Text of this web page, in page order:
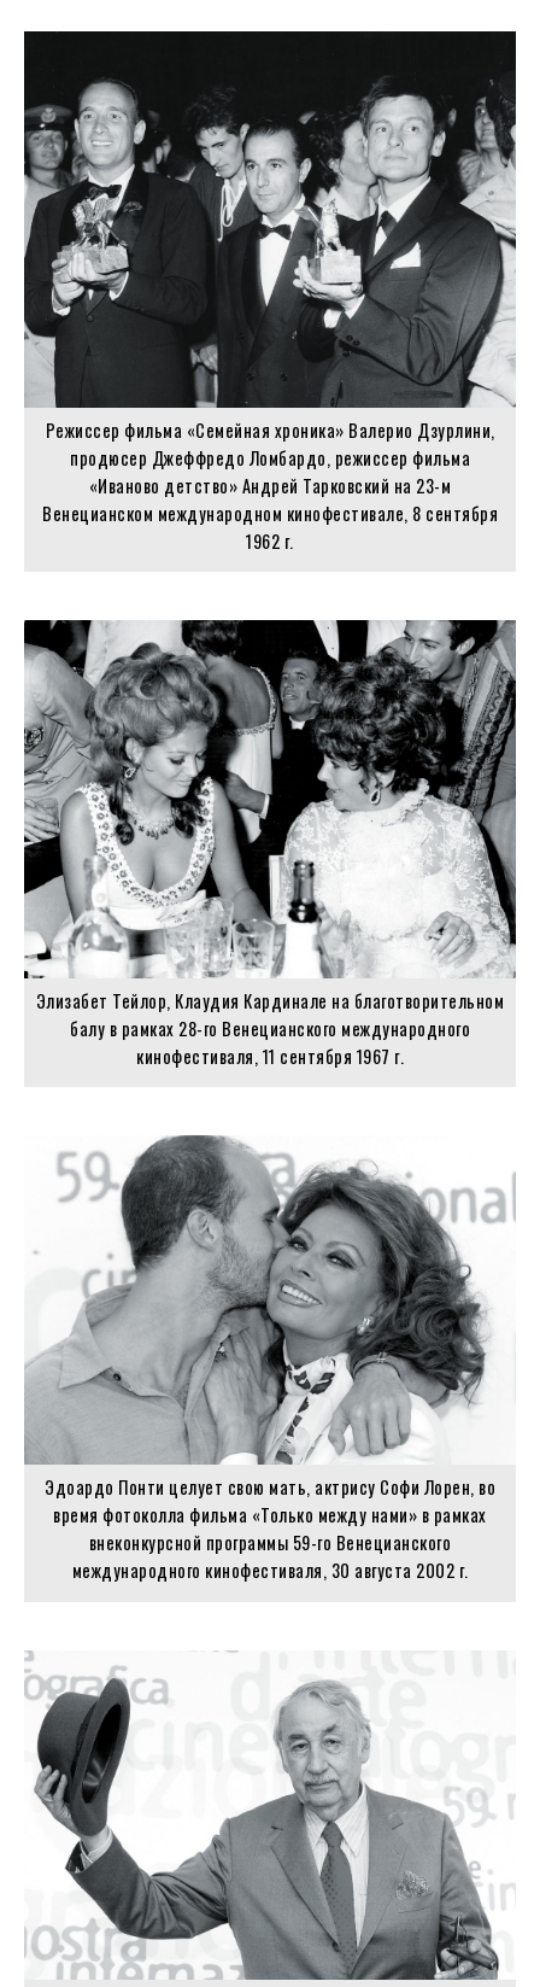
Режиссер фильма «Семейная хроника» Валерио Дзурлини,
продюсер Джеффредо Ломбардо, режиссер фильма
«Иваново детство» Андрей Тарковский на 23-м
Венецианском международном кинофестивале, 8 сентября
1962 г.
Элизабет Тейлор, Клаудия Кардинале на благотворительном
балу в рамках 28-го Венецианского международного
кинофестиваля, 11 сентября 1967 г.
Эдоардо Понти целует свою мать, актрису Софи Лорен, во
время фотоколла фильма «Только между нами» в рамках
внеконкурсной программы 59-го Венецианского
международного кинофестиваля, 30 августа 2002 г.